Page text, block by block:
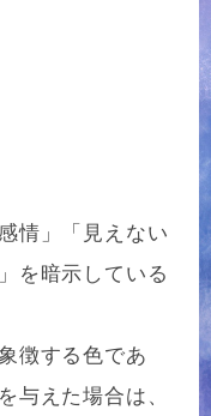
情」「見えない
を暗示している
徴する色であ
与えた場合は、